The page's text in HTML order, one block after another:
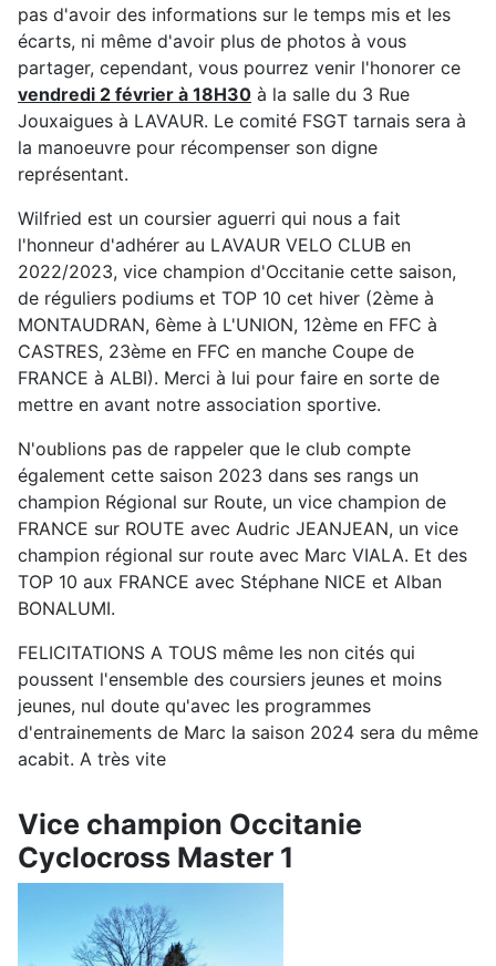
pas d'avoir des informations sur le temps mis et les
écarts, ni même d'avoir plus de photos à vous
partager, cependant, vous pourrez venir l'honorer ce
vendredi 2 février à 18H30 à la salle du 3 Rue
Jouxaigues à LAVAUR. Le comité FSGT tarnais sera à
la manoeuvre pour récompenser son digne
représentant.
Wilfried est un coursier aguerri qui nous a fait
l'honneur d'adhérer au LAVAUR VELO CLUB en
2022/2023, vice champion d'Occitanie cette saison,
de réguliers podiums et TOP 10 cet hiver (2ème à
MONTAUDRAN, 6ème à L'UNION, 12ème en FFC à
CASTRES, 23ème en FFC en manche Coupe de
FRANCE à ALBI). Merci à lui pour faire en sorte de
mettre en avant notre association sportive.
N'oublions pas de rappeler que le club compte
également cette saison 2023 dans ses rangs un
champion Régional sur Route, un vice champion de
FRANCE sur ROUTE avec Audric JEANJEAN, un vice
champion régional sur route avec Marc VIALA. Et des
TOP 10 aux FRANCE avec Stéphane NICE et Alban
BONALUMI.
FELICITATIONS A TOUS même les non cités qui
poussent l'ensemble des coursiers jeunes et moins
jeunes, nul doute qu'avec les programmes
d'entrainements de Marc la saison 2024 sera du même
acabit. A très vite
Vice champion Occitanie
Cyclocross Master 1